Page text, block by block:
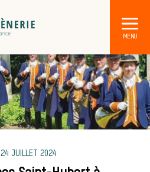
DÉCOUVRIR LA CHASSE À COURRE
24 JUILLET 2024